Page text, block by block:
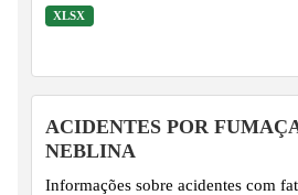
XLSX
ACIDENTES POR
NEBLINA
Informações sobre acidentes com